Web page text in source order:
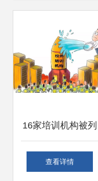
16家培训机构被列
入黑名单 有你家孩
查看详情